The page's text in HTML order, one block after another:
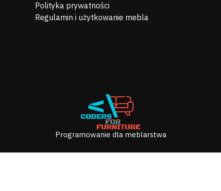
Polityka prywatności
Regulamin i użytkowanie mebla
Programowanie dla meblarstwa